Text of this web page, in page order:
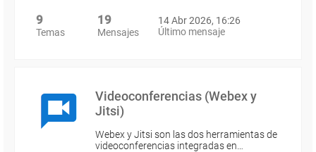
9
Temas
19
Mensajes
14 Abr 2026, 16:26
Último mensaje
Videoconferencias (Webex y
Jitsi)
Webex y Jitsi son las dos herramientas de
videoconferencias integradas en…